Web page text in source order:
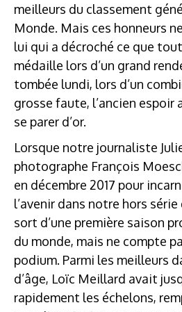
meilleurs du classement
Monde. Mais ces honneurs
lui qui a décroché ce que
médaille lors d’un grand
tombée lundi, lors d’un
grosse faute, l’ancien espoir
se parer d’or.
Lorsque notre journaliste
photographe François
en décembre 2017 pour
l’avenir dans notre hors
sort d’une première saison
du monde, mais ne compte
podium. Parmi les meilleurs
d’âge, Loïc Meillard avait
rapidement les échelons,